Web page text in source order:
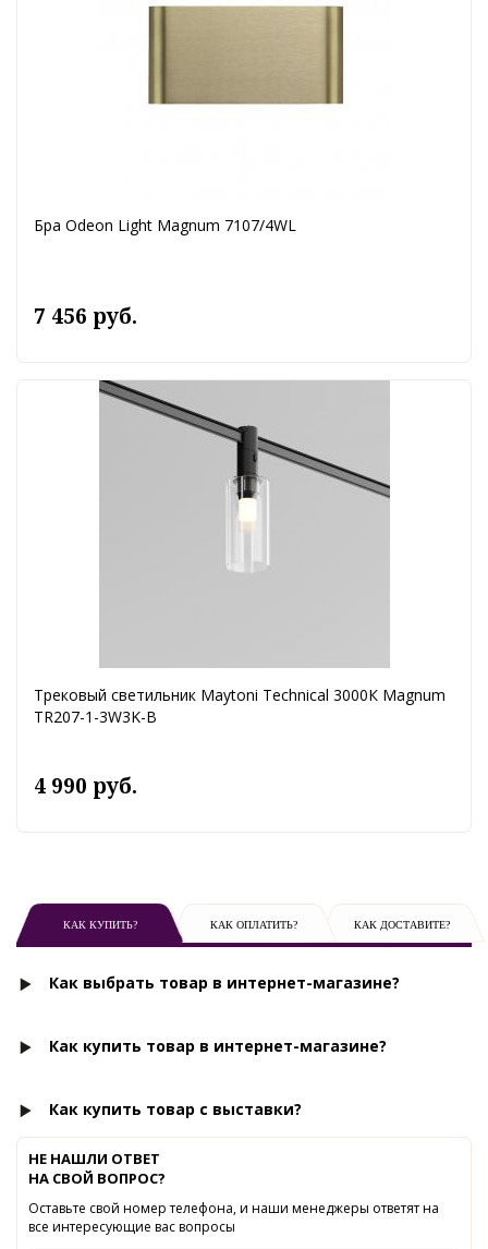
Бра Odeon Light Magnum 7107/4WL
7 456 руб.
Трековый светильник Maytoni Technical 3000К Magnum
TR207-1-3W3K-B
4 990 руб.
КАК КУПИТЬ? КАК ОПЛАТИТЬ? КАК ДОСТАВИТЕ?
Как выбрать товар в интернет-магазине?
Как купить товар в интернет-магазине?
Как купить товар с выставки?
НЕ НАШЛИ ОТВЕТ
НА СВОЙ ВОПРОС?
Оставьте свой номер телефона, и наши менеджеры ответят на
все интересующие вас вопросы